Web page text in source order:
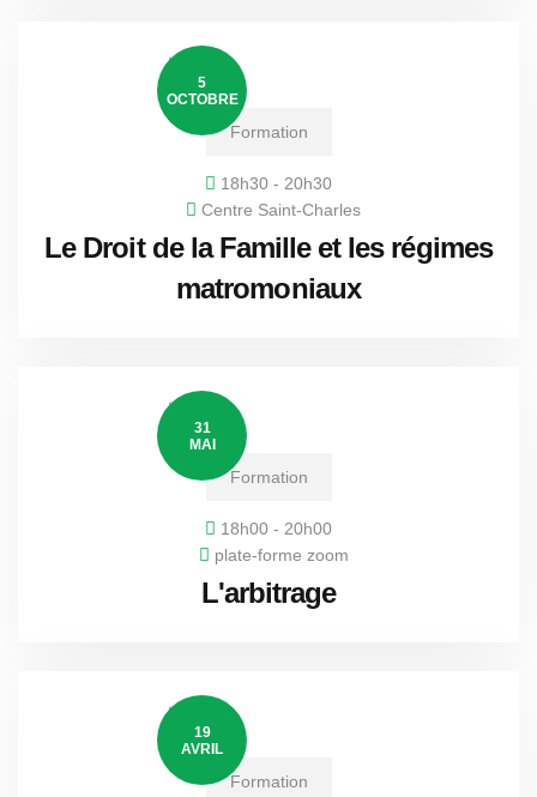
5
OCTOBRE
Formation
18h30 - 20h30
Centre Saint-Charles
Le Droit de la Famille et les régimes
matromoniaux
31
MAI
Formation
18h00 - 20h00
plate-forme zoom
L'arbitrage
19
AVRIL
Formation